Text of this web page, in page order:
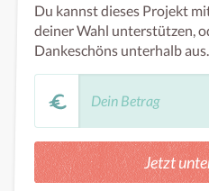
Du kannst dieses Projekt
deiner Wahl unterstützen,
Dankeschöns unterhalb aus.